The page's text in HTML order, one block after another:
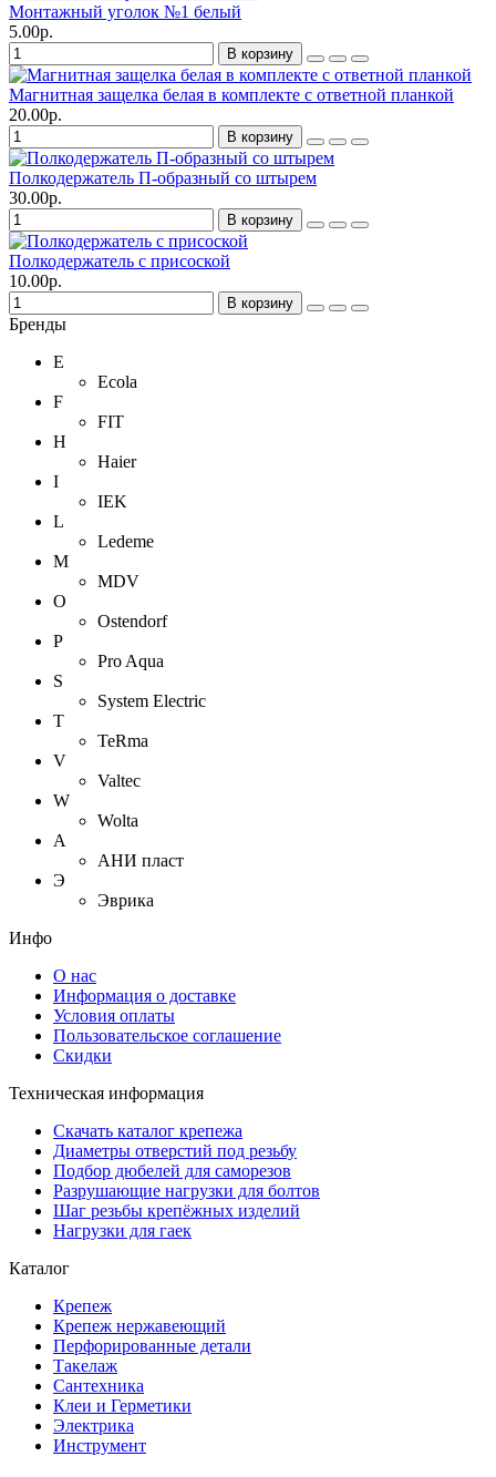
Монтажный уголок №1 белый
5.00р.
В корзину
Магнитная защелка белая в комплекте с ответной планкой
20.00р.
В корзину
Полкодержатель П-образный со штырем
30.00р.
В корзину
Полкодержатель с присоской
10.00р.
В корзину
Бренды
E
Ecola
F
FIT
H
Haier
I
IEK
L
Ledeme
M
MDV
O
Ostendorf
P
Pro Aqua
S
System Electric
T
TeRma
V
Valtec
W
Wolta
А
АНИ пласт
Э
Эврика
Инфо
О нас
Информация о доставке
Условия оплаты
Пользовательское соглашение
Скидки
Техническая информация
Скачать каталог крепежа
Диаметры отверстий под резьбу
Подбор дюбелей для саморезов
Разрушающие нагрузки для болтов
Шаг резьбы крепёжных изделий
Нагрузки для гаек
Каталог
Крепеж
Крепеж нержавеющий
Перфорированные детали
Такелаж
Сантехника
Клеи и Герметики
Электрика
Инструмент